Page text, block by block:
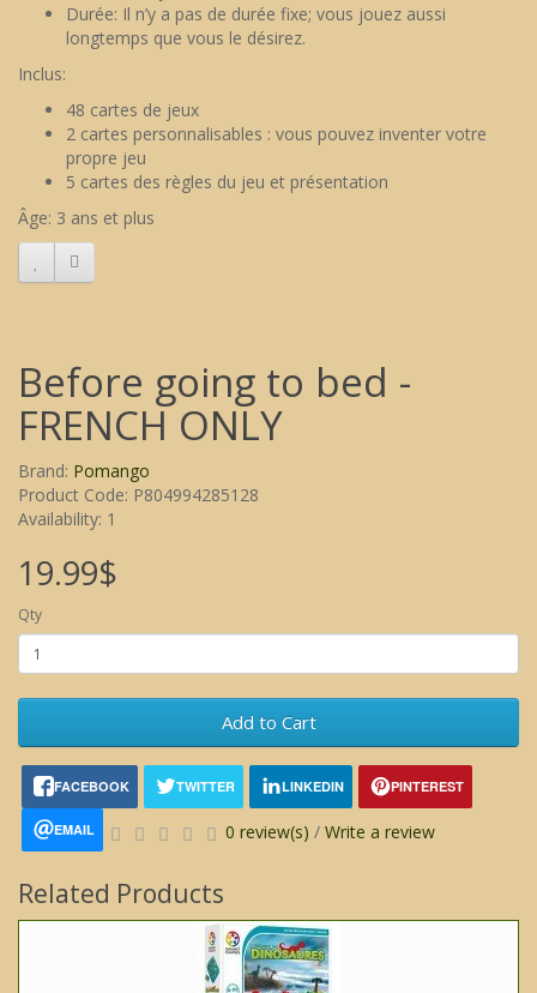
Durée: Il n’y a pas de durée fixe; vous jouez aussi
longtemps que vous le désirez.
Inclus:
48 cartes de jeux
2 cartes personnalisables : vous pouvez inventer votre
propre jeu
5 cartes des règles du jeu et présentation
Âge: 3 ans et plus
Before going to bed -
FRENCH ONLY
Brand: Pomango
Product Code: P804994285128
Availability: 1
19.99$
Qty
Add to Cart
FACEBOOK TWITTER LINKEDIN PINTEREST
EMAIL 0 review(s) / Write a review
Related Products